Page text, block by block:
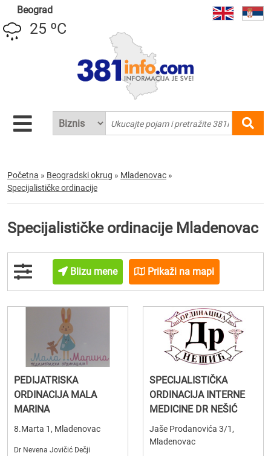
Beograd
25 ºC
Početna » Beogradski okrug » Mladenovac »
Specijalističke ordinacije
Specijalističke ordinacije Mladenovac
Blizu mene Prikaži na mapi
PEDIJATRISKA
ORDINACIJA MALA
MARINA
8.Marta 1, Mladenovac
Dr Nevena Jovičić Dečji
SPECIJALISTIČKA
ORDINACIJA INTERNE
MEDICINE DR NEŠIĆ
Jaše Prodanovića 3/1,
Mladenovac